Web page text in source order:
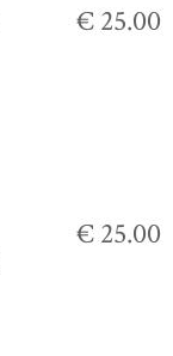
€ 25.00
€ 25.00